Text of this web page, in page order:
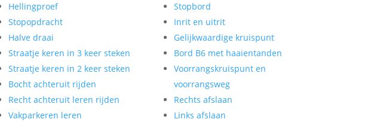
Hellingproef
Stopopdracht
Halve draai
Straatje keren in 3 keer steken
Straatje keren in 2 keer steken
Bocht achteruit rijden
Recht achteruit leren rijden
Vakparkeren leren
Stopbord
Inrit en uitrit
Gelijkwaardige kruispunt
Bord B6 met haaientanden
Voorrangskruispunt en
voorrangsweg
Rechts afslaan
Links afslaan